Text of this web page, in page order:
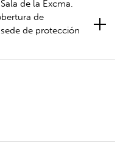
de la Excma.
de
de protección